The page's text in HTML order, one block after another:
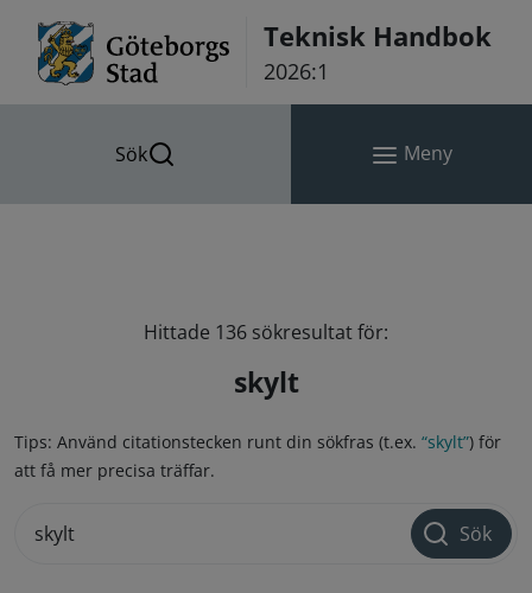
Teknisk Handbok
2026:1
Sök Meny
Hittade 136 sökresultat för:
skylt
Tips: Använd citationstecken runt din sökfras (t.ex. “skylt”) för
att få mer precisa träffar.
Sök